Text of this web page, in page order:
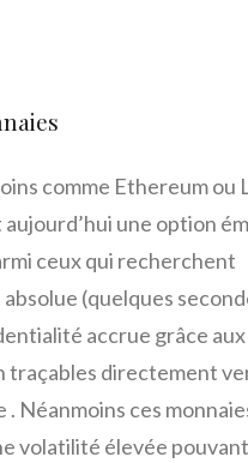
comme Ethereum ou
une option
ceux qui recherchent
(quelques
accrue grâce
traçables directement
Néanmoins ces
volatilité élevée